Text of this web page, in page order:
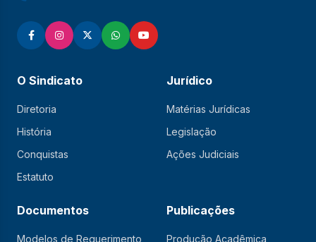
O Sindicato
Diretoria
História
Conquistas
Estatuto
Jurídico
Matérias Jurídicas
Legislação
Ações Judiciais
Documentos
Modelos de Requerimento
Publicações
Produção Acadêmica